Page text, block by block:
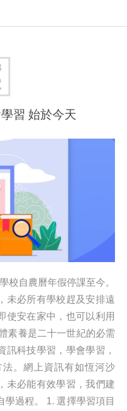
習 始於今天
校自農曆年假停課至今。
未必所有學校趕及安排遠
使安在家中，也可以利用
素養是二十一世紀的必需
訊科技學習，學會學習，
。網上資訊有如恆河沙
未必能有效學習，我們建
過程。 1. 選擇學習項目